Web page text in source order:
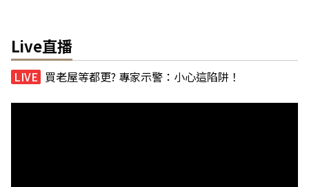
Live直播
買老屋等都更? 專家示警：小心這陷阱！